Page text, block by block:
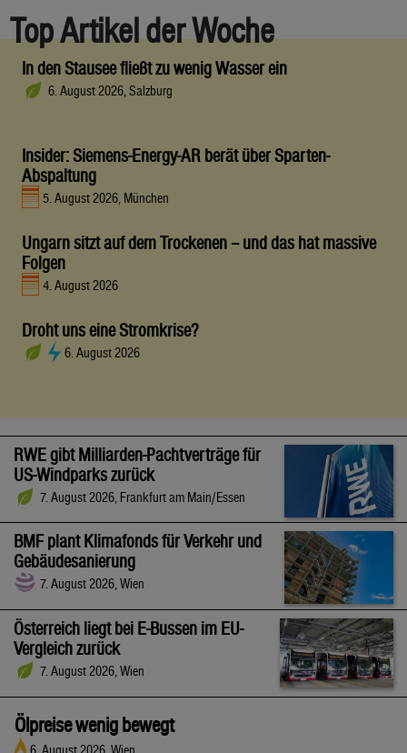
Top Artikel der Woche
In den Stausee fließt zu wenig Wasser ein
6. August 2026, Salzburg
Insider: Siemens-Energy-AR berät über Sparten-
Abspaltung
5. August 2026, München
Ungarn sitzt auf dem Trockenen – und das hat massive
Folgen
4. August 2026
Droht uns eine Stromkrise?
6. August 2026
RWE gibt Milliarden-Pachtverträge für
US-Windparks zurück
7. August 2026, Frankfurt am Main/Essen
BMF plant Klimafonds für Verkehr und
Gebäudesanierung
7. August 2026, Wien
Österreich liegt bei E-Bussen im EU-
Vergleich zurück
7. August 2026, Wien
Ölpreise wenig bewegt